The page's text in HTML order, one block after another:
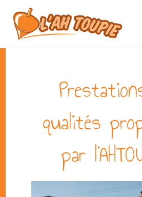
content
qualités
par